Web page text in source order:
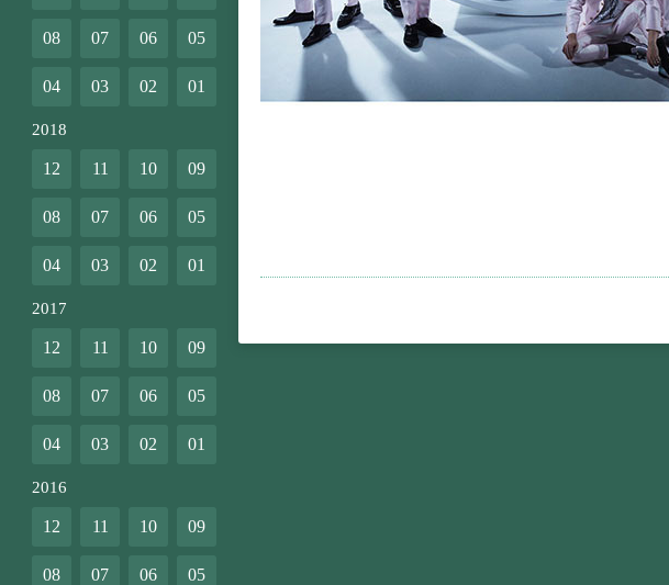
08 07 06 05
04 03 02 01
2018
12 11 10 09
08 07 06 05
04 03 02 01
2017
12 11 10 09
08 07 06 05
04 03 02 01
2016
12 11 10 09
08 07 06 05